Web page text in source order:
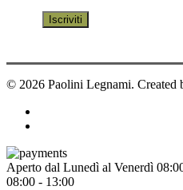
© 2026 Paolini Legnami. Created
Chiudi
menu
Aperto dal Lunedì al Venerdì
08:00 - 13:00